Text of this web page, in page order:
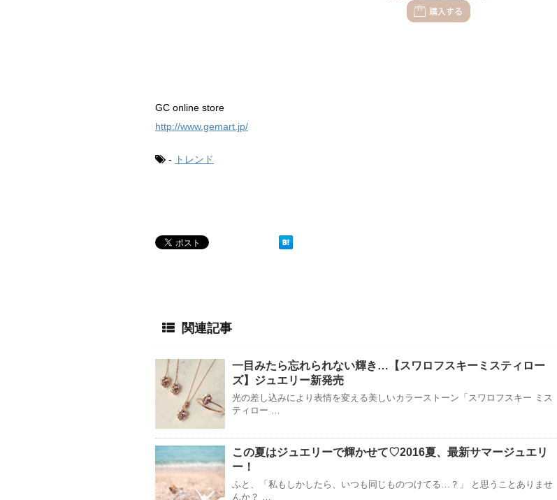
GC online store
http://www.gemart.jp/
- トレンド
関連記事
一目みたら忘れられない輝き…【スワロフスキーミスティロー
ズ】ジュエリー新発売
光の差し込みにより表情を変える美しいカラーストーン「スワロフスキー ミス
ティロー …
この夏はジュエリーで輝かせて♡2016夏、最新サマージュエリ
ー！
ふと、「私もしかしたら、いつも同じものつけてる…？」 と思うことありませ
んか？ …